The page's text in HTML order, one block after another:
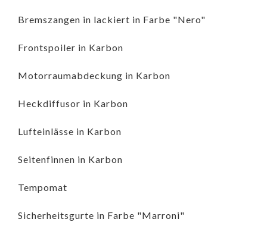
Bremszangen in lackiert in Farbe "Nero"
Frontspoiler in Karbon
Motorraumabdeckung in Karbon
Heckdiffusor in Karbon
Lufteinlässe in Karbon
Seitenfinnen in Karbon
Tempomat
Sicherheitsgurte in Farbe "Marroni"